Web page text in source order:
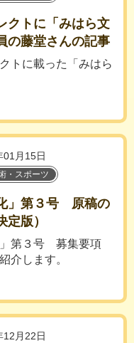
クトに「みはら文
の藤堂さんの記事
トに載った「みはら
01月15日
・スポーツ
」第３号 原稿の
定版）
」第３号 募集要項
介します。
12月22日